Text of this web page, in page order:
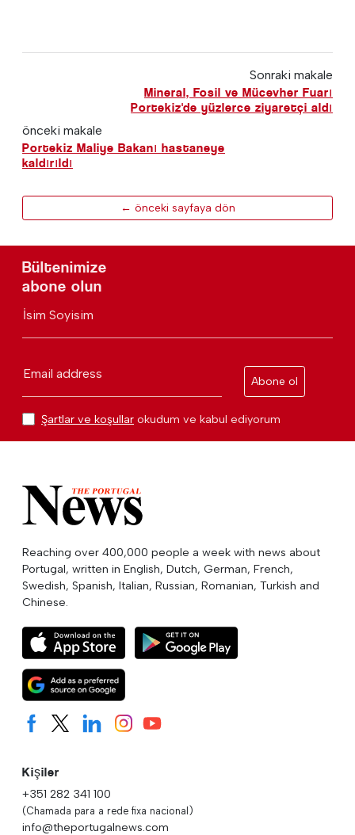
Sonraki makale
Mineral, Fosil ve Mücevher Fuarı
Portekiz'de yüzlerce ziyaretçi aldı
önceki makale
Portekiz Maliye Bakanı hastaneye
kaldırıldı
← önceki sayfaya dön
Bültenimize
abone olun
İsim Soyisim
Email address
Abone ol
Şartlar ve koşullar okudum ve kabul ediyorum
Reaching over 400,000 people a week with news about
Portugal, written in English, Dutch, German, French,
Swedish, Spanish, Italian, Russian, Romanian, Turkish and
Chinese.
Kişiler
+351 282 341 100
(Chamada para a rede fixa nacional)
info@theportugalnews.com